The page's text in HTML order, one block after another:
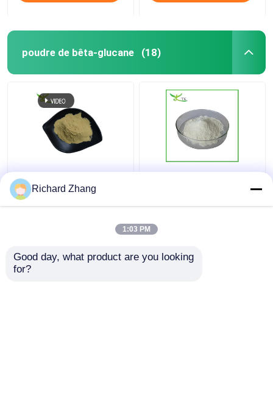
poudre de bêta-glucane (18)
Soluble dans l'eau 70%
80% bêta-glucan en
poudre Produit
Pour les soins de santé
Poudre de bêta-glucan
Richard Zhang
1:03 PM
Good day, what product are you looking
for?